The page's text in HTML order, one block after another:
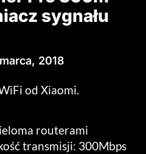
sygnału
2018
od Xiaomi.
routerami
transmisji: 300Mbps